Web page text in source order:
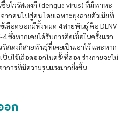
ชื้อไวรัสเดงกี (dengue virus) ที่มีพาหะ
ากคนไปสู่คน โดยเฉพาะยุงลายตัวเมียที่
เลือดออกมีทั้งหมด 4 สายพันธุ์ คือ DENV-
4 ซึ่งหากเคยได้รับการติดเชื้อในครั้งแรก
สเดงกีสายพันธุ์ที่เคยเป็นเอาไว้ เเละหาก
นไข้เลือดออกในครั้งที่สอง ร่างกายจะไม่
าการที่มีความรุนแรงมากยิ่งขึ้น
อก